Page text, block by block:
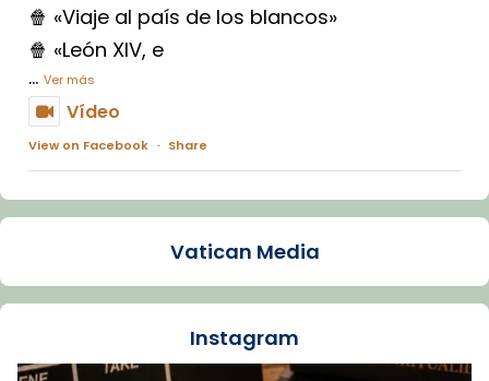
🍿 «Viaje al país de los blancos»
🍿 «León XIV, e
... Ver más
Vídeo
View on Facebook · Share
Arquebisbat de Barcelona
La Carmina va patir depressió. Fa gairebé
dos mesos, a l'Estadi Lluís Companys, la
Vatican Media
Instagram